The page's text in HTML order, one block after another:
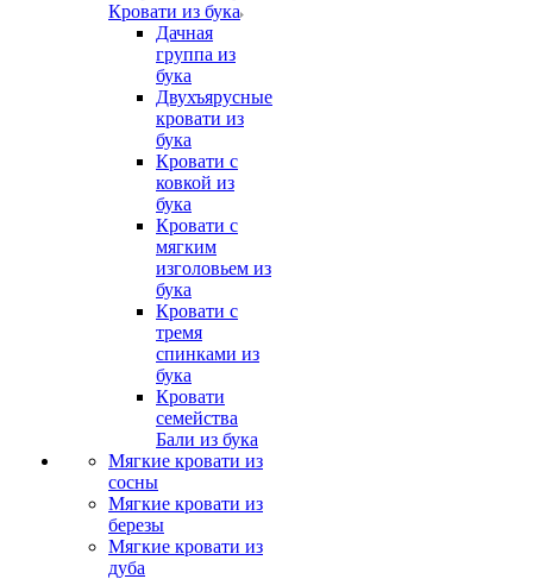
Кровати из бука
Дачная
группа из
бука
Двухъярусные
кровати из
бука
Кровати с
ковкой из
бука
Кровати с
мягким
изголовьем из
бука
Кровати с
тремя
спинками из
бука
Кровати
семейства
Бали из бука
Мягкие кровати из
сосны
Мягкие кровати из
березы
Мягкие кровати из
дуба